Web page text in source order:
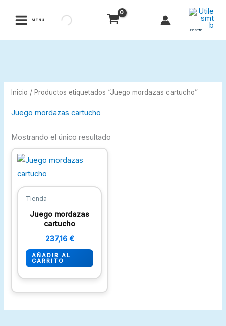
MENU
Utilesmtb
Inicio / Productos etiquetados “Juego mordazas cartucho”
Juego mordazas cartucho
Mostrando el único resultado
Tienda
Juego mordazas
cartucho
237,16 €
AÑADIR AL
CARRITO